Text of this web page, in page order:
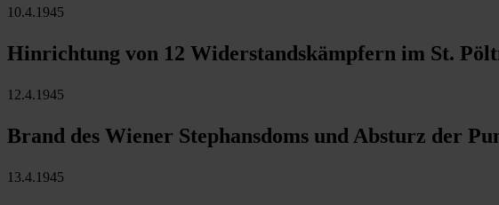
10.4.1945
Hinrichtung von 12 Widerstandskämpfern im St.
12.4.1945
Brand des Wiener Stephansdoms und Absturz der
13.4.1945